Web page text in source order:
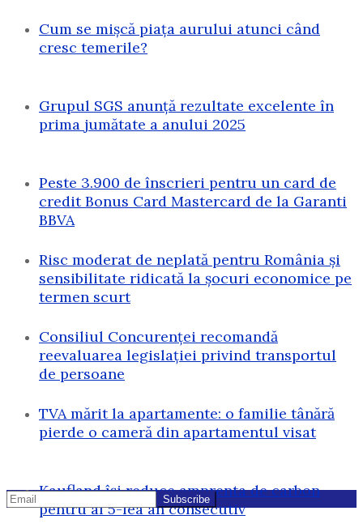
Cum se mișcă piața aurului atunci când
cresc temerile?
Grupul SGS anunță rezultate excelente în
prima jumătate a anului 2025
Peste 3.900 de înscrieri pentru un card de
credit Bonus Card Mastercard de la Garanti
BBVA
Risc moderat de neplată pentru România și
sensibilitate ridicată la șocuri economice pe
termen scurt
Consiliul Concurenței recomandă
reevaluarea legislației privind transportul
de persoane
TVA mărit la apartamente: o familie tânără
pierde o cameră din apartamentul visat
Kaufland își reduce amprenta de carbon
pentru al 5-lea an consecutiv